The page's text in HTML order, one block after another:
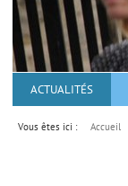
ACTUALITÉS
Vous êtes ici : Accueil